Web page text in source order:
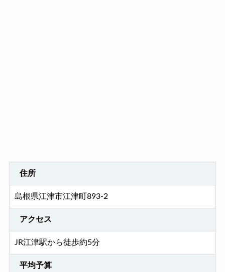
住所
島根県江津市江津町893-2
アクセス
JR江津駅から徒歩約5分
平均予算